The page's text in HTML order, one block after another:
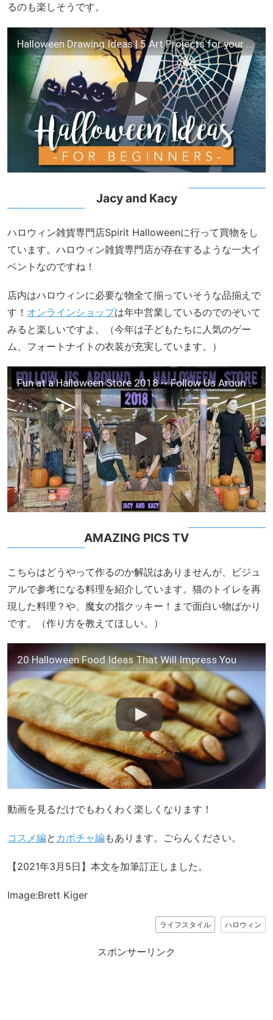
るのも楽しそうです。
Halloween Drawing Ideas | 5 Art Projects for your Sketchbook
Jacy and Kacy
ハロウィン雑貨専門店Spirit Halloweenに行って買物をし
ています。ハロウィン雑貨専門店が存在するような一大イ
ベントなのですね！
店内はハロウィンに必要な物全て揃っていそうな品揃えで
す！ オンラインショップは年中営業しているのでのぞいて
みると楽しいですよ。（今年は子どもたちに人気のゲー
ム、フォートナイトの衣装が充実しています。）
Fun at a Halloween Store 2018 ~ Follow Us Around ~ Costume Shopping ~ Jacy and Kacy
AMAZING PICS TV
こちらはどうやって作るのか解説はありませんが、ビジュ
アルで参考になる料理を紹介しています。猫のトイレを再
現した料理？や、魔女の指クッキー！まで面白い物ばかり
です。（作り方を教えてほしい。）
20 Halloween Food Ideas That Will Impress You
動画を見るだけでもわくわく楽しくなります！
コスメ編と カボチャ編もあります。ごらんください。
【2021年3月5日】本文を加筆訂正しました。
Image:Brett Kiger
ライフスタイル ハロウィン
スポンサーリンク